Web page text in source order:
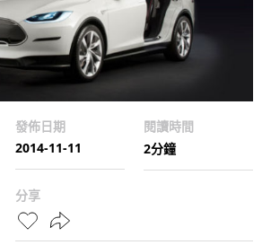
發佈日期
2014-11-11
閱讀時間
2分鐘
分享